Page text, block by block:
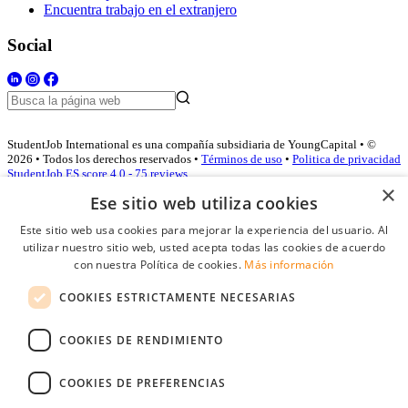
Encuentra trabajo en el extranjero
Social
StudentJob International es una compañía subsidiaria de YoungCapital • ©
2026 • Todos los derechos reservados • Términos de uso • Politica de privacidad
StudentJob ES score 4.0 - 75 reviews
Acceso empresas
Contraseña
Recordarme
Conectarse
×
Ese sitio web utiliza cookies
Este sitio web usa cookies para mejorar la experiencia del usuario. Al
utilizar nuestro sitio web, usted acepta todas las cookies de acuerdo
con nuestra Política de cookies. Más información
COOKIES ESTRICTAMENTE NECESARIAS
COOKIES DE RENDIMIENTO
COOKIES DE PREFERENCIAS